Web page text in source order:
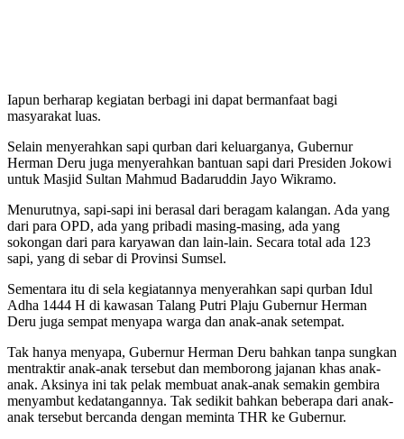
Iapun berharap kegiatan berbagi ini dapat bermanfaat bagi
masyarakat luas.
Selain menyerahkan sapi qurban dari keluarganya, Gubernur
Herman Deru juga menyerahkan bantuan sapi dari Presiden Jokowi
untuk Masjid Sultan Mahmud Badaruddin Jayo Wikramo.
Menurutnya, sapi-sapi ini berasal dari beragam kalangan. Ada yang
dari para OPD, ada yang pribadi masing-masing, ada yang
sokongan dari para karyawan dan lain-lain. Secara total ada 123
sapi, yang di sebar di Provinsi Sumsel.
Sementara itu di sela kegiatannya menyerahkan sapi qurban Idul
Adha 1444 H di kawasan Talang Putri Plaju Gubernur Herman
Deru juga sempat menyapa warga dan anak-anak setempat.
Tak hanya menyapa, Gubernur Herman Deru bahkan tanpa sungkan
mentraktir anak-anak tersebut dan memborong jajanan khas anak-
anak. Aksinya ini tak pelak membuat anak-anak semakin gembira
menyambut kedatangannya. Tak sedikit bahkan beberapa dari anak-
anak tersebut bercanda dengan meminta THR ke Gubernur.